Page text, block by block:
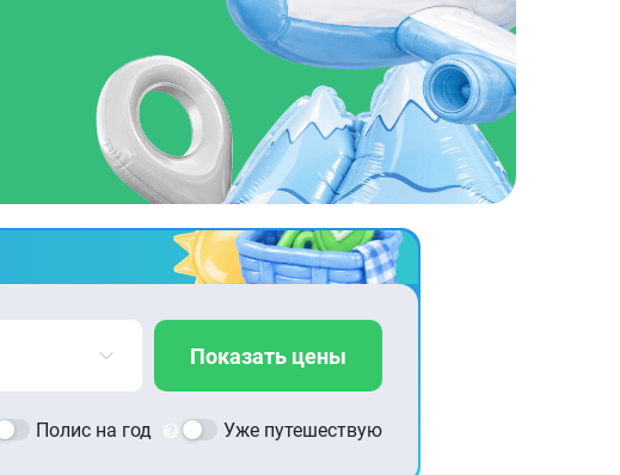
Показать цены
Полис на год Уже путешествую